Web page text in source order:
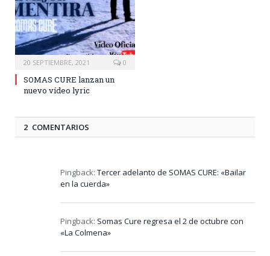
20 SEPTIEMBRE, 2021 0
SOMAS CURE lanzan un
nuevo vídeo lyric
2 COMENTARIOS
Pingback: Tercer adelanto de SOMAS CURE: «Bailar
en la cuerda»
Pingback: Somas Cure regresa el 2 de octubre con
«La Colmena»